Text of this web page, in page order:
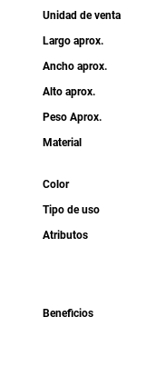
Unidad de venta
Largo aprox.
Ancho aprox.
Alto aprox.
Peso Aprox.
Material
Color
Tipo de uso
Atributos
Beneficios